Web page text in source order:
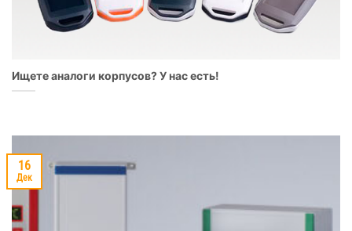
Ищете аналоги корпусов? У нас есть!
16
Дек